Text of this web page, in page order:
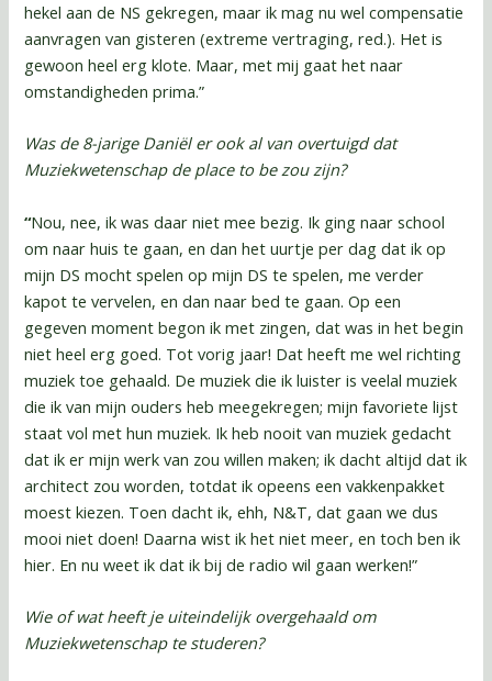
hekel aan de NS gekregen, maar ik mag nu wel compensatie
aanvragen van gisteren (extreme vertraging, red.). Het is
gewoon heel erg klote. Maar, met mij gaat het naar
omstandigheden prima.”
Was de 8-jarige Daniël er ook al van overtuigd dat
Muziekwetenschap de place to be zou zijn?
“Nou, nee, ik was daar niet mee bezig. Ik ging naar school
om naar huis te gaan, en dan het uurtje per dag dat ik op
mijn DS mocht spelen op mijn DS te spelen, me verder
kapot te vervelen, en dan naar bed te gaan. Op een
gegeven moment begon ik met zingen, dat was in het begin
niet heel erg goed. Tot vorig jaar! Dat heeft me wel richting
muziek toe gehaald. De muziek die ik luister is veelal muziek
die ik van mijn ouders heb meegekregen; mijn favoriete lijst
staat vol met hun muziek. Ik heb nooit van muziek gedacht
dat ik er mijn werk van zou willen maken; ik dacht altijd dat ik
architect zou worden, totdat ik opeens een vakkenpakket
moest kiezen. Toen dacht ik, ehh, N&T, dat gaan we dus
mooi niet doen! Daarna wist ik het niet meer, en toch ben ik
hier. En nu weet ik dat ik bij de radio wil gaan werken!”
Wie of wat heeft je uiteindelijk overgehaald om
Muziekwetenschap te studeren?